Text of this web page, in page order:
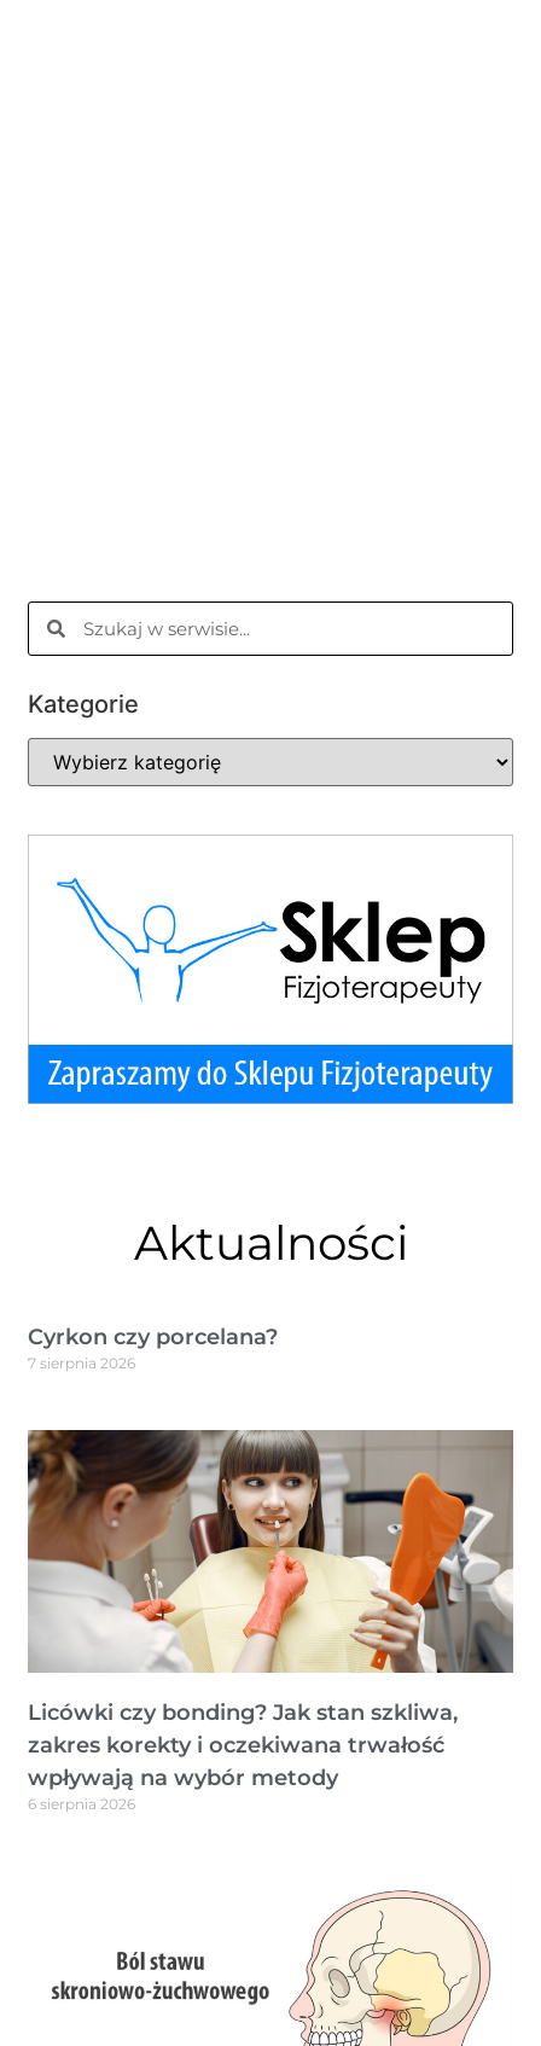
Kategorie
Aktualności
Cyrkon czy porcelana?
7 sierpnia 2026
Licówki czy bonding? Jak stan szkliwa,
zakres korekty i oczekiwana trwałość
wpływają na wybór metody
6 sierpnia 2026